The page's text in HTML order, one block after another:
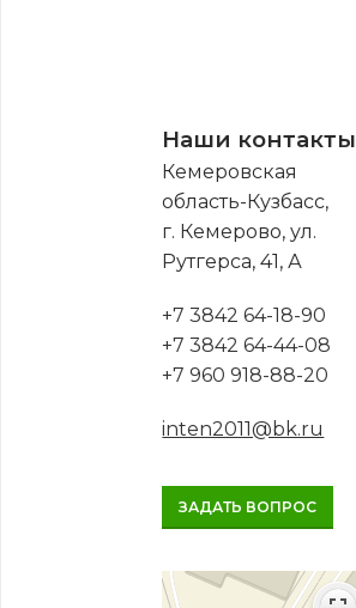
Наши контакты
Кемеровская
область-Кузбасс,
г. Кемерово, ул.
Рутгерса, 41, А
+7 3842 64-18-90
+7 3842 64-44-08
+7 960 918-88-20
inten2011@bk.ru
ЗАДАТЬ ВОПРОС